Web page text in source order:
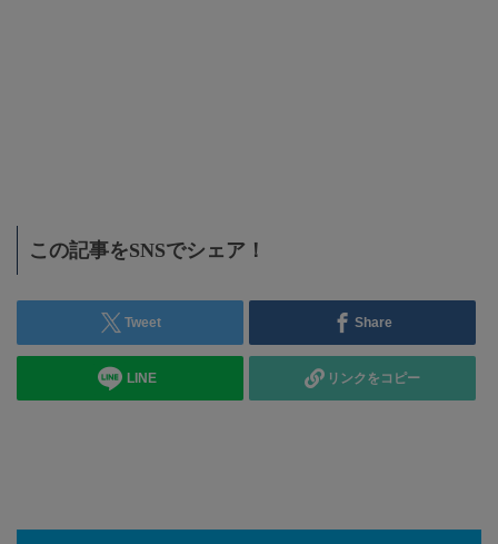
この記事をSNSでシェア！
Tweet Share
LINE リンクをコピー